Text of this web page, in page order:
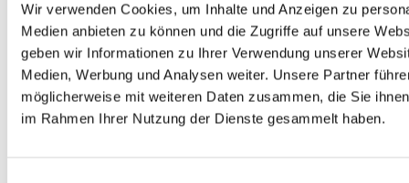
Wir verwenden Cookies, um Inhalte und Anzeigen zu
Medien anbieten zu können und die Zugriffe auf unsere
geben wir Informationen zu Ihrer Verwendung unserer
Medien, Werbung und Analysen weiter. Unsere Partner
möglicherweise mit weiteren Daten zusammen, die Sie
im Rahmen Ihrer Nutzung der Dienste gesammelt haben.